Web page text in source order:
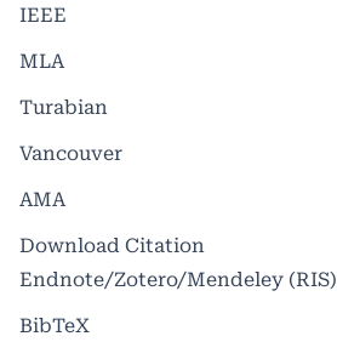
IEEE
MLA
Turabian
Vancouver
AMA
Download Citation
Endnote/Zotero/Mendeley (RIS)
BibTeX